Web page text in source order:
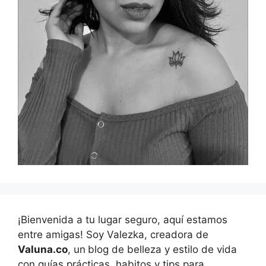
¡Bienvenida a tu lugar seguro, aquí estamos
entre amigas! Soy Valezka, creadora de
Valuna.co, un blog de belleza y estilo de vida